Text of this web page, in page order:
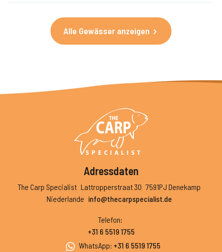
Alle Gewässer anzeigen
Adressdaten
The Carp Specialist Lattropperstraat 30 7591PJ Denekamp
Niederlande info@thecarpspecialist.de
Telefon:
+31 6 5519 1755
WhatsApp: +31 6 5519 1755